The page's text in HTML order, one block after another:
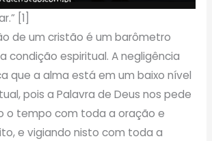
[1]
de um cristão é um barômetro
condição espiritual. A negligência
que a alma está em um baixo nível
pois a Palavra de Deus nos pede
o tempo com toda a oração e
e vigiando nisto com toda a